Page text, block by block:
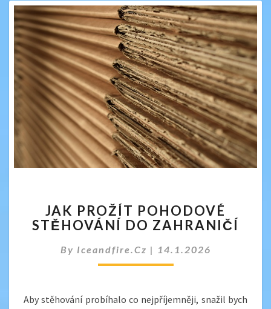
PROŽÍT
POHODOVÉ
DO
ZAHRANIČÍ
JAK PROŽÍT POHODOVÉ
STĚHOVÁNÍ DO ZAHRANIČÍ
By Iceandfire.cz | 14.1.2026
Aby stěhování probíhalo co nejpříjemněji, snažil bych